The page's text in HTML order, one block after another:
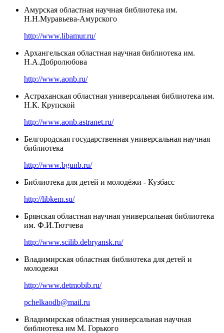
Амурская областная научная библиотека им.
Н.Н.Муравьева-Амурского
http://www.libamur.ru/
Архангельская областная научная библиотека им.
Н.А.Добролюбова
http://www.aonb.ru/
Астраханская областная универсальная библиотека им.
Н.К. Крупской
http://www.aonb.astranet.ru/
Белгородская государственная универсальная научная
библиотека
http://www.bgunb.ru/
Библиотека для детей и молодёжи - Кузбасс
http://libkem.su/
Брянская областная научная универсальная библиотека
им. Ф.И.Тютчева
http://www.scilib.debryansk.ru/
Владимирская областная библиотека для детей и
молодежи
http://www.detmobib.ru/
pchelkaodb@mail.ru
Владимирская областная универсальная научная
библиотека им М. Горького